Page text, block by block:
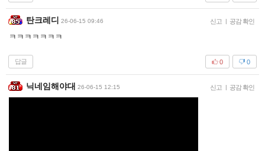
탄크레디 26-06-15 09:46 신고 | 공감 확인
ㅋㅋㅋㅋㅋㅋㅋ
답글 0
0
닉네임해야대 26-06-15 12:15 신고 | 공감 확인